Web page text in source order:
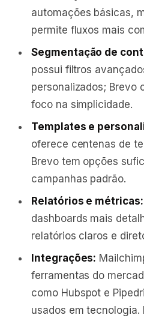
automações básicas,
permite fluxos mais
Segmentação de
possui filtros
personalizados; Brevo
foco na simplicidade.
Templates e
oferece centenas de
Brevo tem opções
campanhas padrão.
Relatórios e métricas:
dashboards mais
relatórios claros e
Integrações:
ferramentas do
como Hubspot e
usados em